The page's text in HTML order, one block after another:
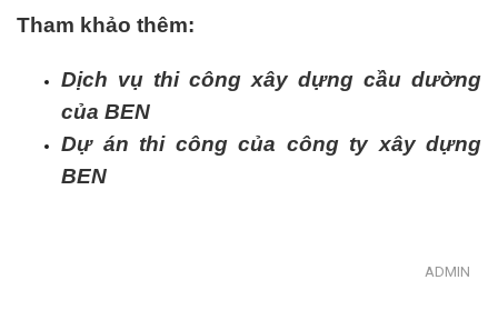
Tham khảo thêm:
Dịch vụ thi công xây dựng cầu dường
của BEN
Dự án thi công của công ty xây dựng
BEN
ADMIN